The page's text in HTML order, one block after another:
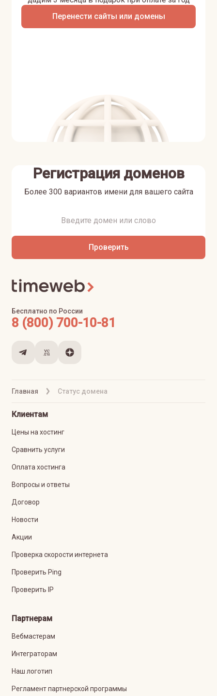
Перенести сайты или домены
Регистрация доменов
Более 300 вариантов имени для вашего сайта
Проверить
Главная Статус домена
Бесплатно по России
8 (800) 700-10-81
Клиентам
Цены на хостинг
Сравнить услуги
Оплата хостинга
Вопросы и ответы
Договор
Новости
Акции
Проверка скорости интернета
Проверить Ping
Проверить IP
Партнерам
Вебмастерам
Интеграторам
Наш логотип
Регламент партнерской программы